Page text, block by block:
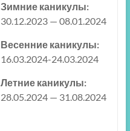
Зимние каникулы:
30.12.2023 — 08.01.2024
Весенние каникулы:
16.03.2024-24.03.2024
Летние каникулы:
28.05.2024 — 31.08.2024